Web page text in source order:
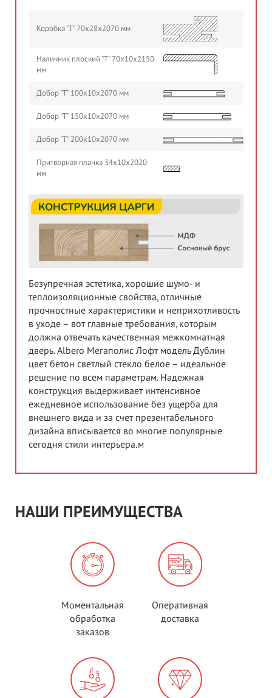
Коробка "Т" 70х28х2070 мм
Наличник плоский "Т" 70х10х2150
мм
Добор "Т" 100х10х2070 мм
Добор "Т" 150х10х2070 мм
Добор "Т" 200х10х2070 мм
Притворная планка 34х10х2020
мм
Безупречная эстетика, хорошие шумо- и
теплоизоляционные свойства, отличные
прочностные характеристики и неприхотливость
в уходе – вот главные требования, которым
должна отвечать качественная межкомнатная
дверь. Albero Мегаполис Лофт модель Дублин
цвет бетон светлый стекло белое – идеальное
решение по всем параметрам. Надежная
конструкция выдерживает интенсивное
ежедневное использование без ущерба для
внешнего вида и за счет презентабельного
дизайна вписывается во многие популярные
сегодня стили интерьера.м
НАШИ ПРЕИМУЩЕСТВА
Моментальная
обработка
заказов
Оперативная
доставка